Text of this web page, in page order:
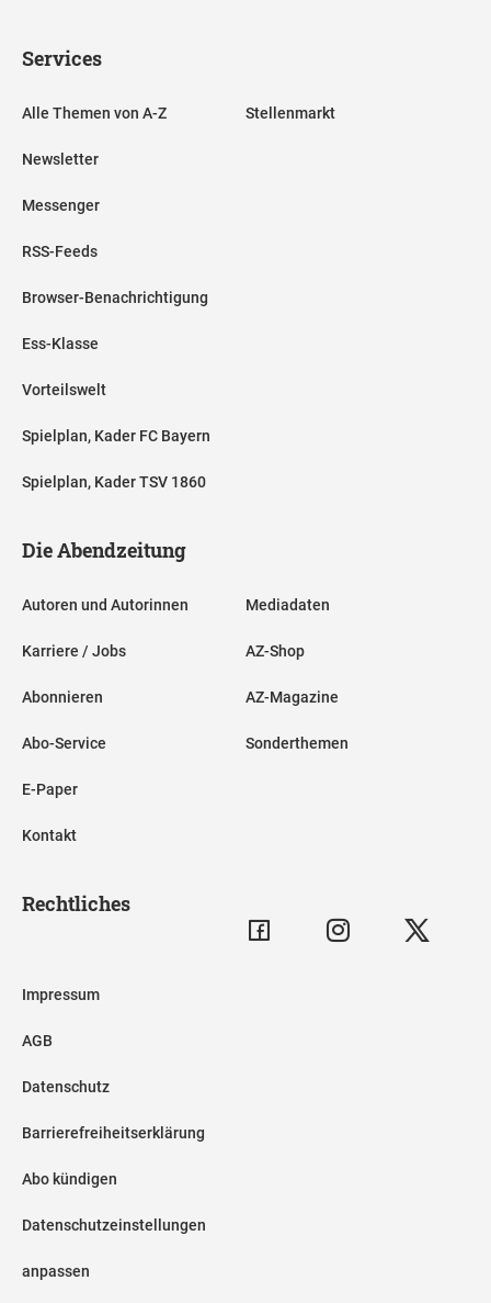
Services
Alle Themen von A-Z
Newsletter
Messenger
RSS-Feeds
Browser-Benachrichtigung
Ess-Klasse
Vorteilswelt
Spielplan, Kader FC Bayern
Spielplan, Kader TSV 1860
Stellenmarkt
Die Abendzeitung
Autoren und Autorinnen
Karriere / Jobs
Abonnieren
Abo-Service
E-Paper
Kontakt
Mediadaten
AZ-Shop
AZ-Magazine
Sonderthemen
Rechtliches
Impressum
AGB
Datenschutz
Barrierefreiheitserklärung
Abo kündigen
Datenschutzeinstellungen
anpassen